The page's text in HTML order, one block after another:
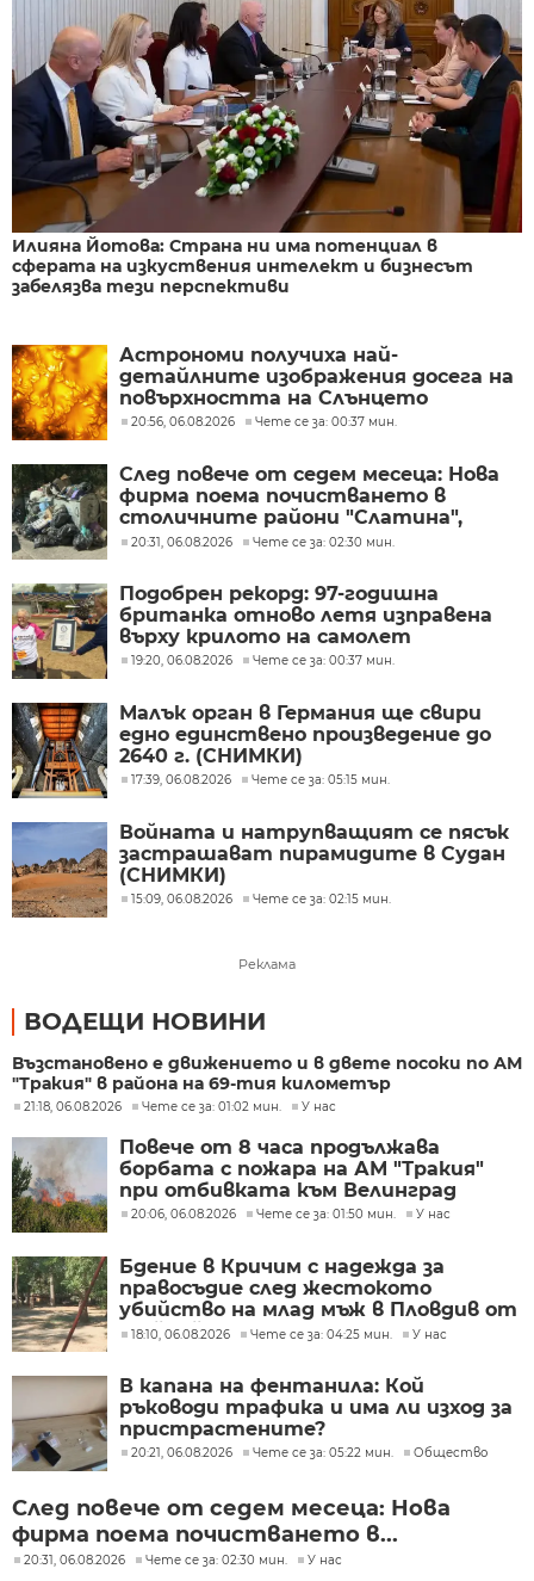
Илияна Йотова: Страна ни има потенциал в
сферата на изкуствения интелект и бизнесът
забелязва тези перспективи
Астрономи получиха най-
детайлните изображения досега на
повърхността на Слънцето
20:56, 06.08.2026 Чете се за: 00:37 мин.
След повече от седем месеца: Нова
фирма поема почистването в
столичните райони "Слатина",
"Подуяне" и "Изгрев"
20:31, 06.08.2026 Чете се за: 02:30 мин.
Подобрен рекорд: 97-годишна
британка отново летя изправена
върху крилото на самолет
19:20, 06.08.2026 Чете се за: 00:37 мин.
Малък орган в Германия ще свири
едно единствено произведение до
2640 г. (СНИМКИ)
17:39, 06.08.2026 Чете се за: 05:15 мин.
Войната и натрупващият се пясък
застрашават пирамидите в Судан
(СНИМКИ)
15:09, 06.08.2026 Чете се за: 02:15 мин.
Реклама
ВОДЕЩИ НОВИНИ
Възстановено е движението и в двете посоки по АМ
"Тракия" в района на 69-тия километър
21:18, 06.08.2026 Чете се за: 01:02 мин. У нас
Повече от 8 часа продължава
борбата с пожара на АМ "Тракия"
при отбивката към Велинград
20:06, 06.08.2026 Чете се за: 01:50 мин. У нас
Бдение в Кричим с надежда за
правосъдие след жестокото
убийство на млад мъж в Пловдив от
тийнейджъри
18:10, 06.08.2026 Чете се за: 04:25 мин. У нас
В капана на фентанила: Кой
ръководи трафика и има ли изход за
пристрастените?
20:21, 06.08.2026 Чете се за: 05:22 мин. Общество
След повече от седем месеца: Нова
фирма поема почистването в...
20:31, 06.08.2026 Чете се за: 02:30 мин. У нас